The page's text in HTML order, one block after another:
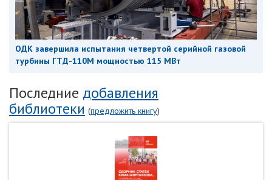
ОДК завершила испытания четвертой серийной газовой
турбины ГТД-110М мощностью 115 МВт
Последние добавления
библиотеки (предложить книгу)